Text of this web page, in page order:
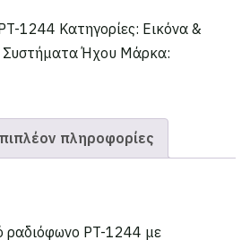
1244 Κατηγορίες: Εικόνα &
Συστήματα Ήχου Μάρκα:
πληροφορίες
ραδιόφωνο PT-1244 με